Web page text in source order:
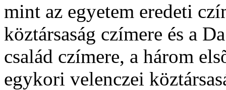
mint az egyetem eredeti
köztársaság czímere és a
család czímere, a három
egykori velenczei